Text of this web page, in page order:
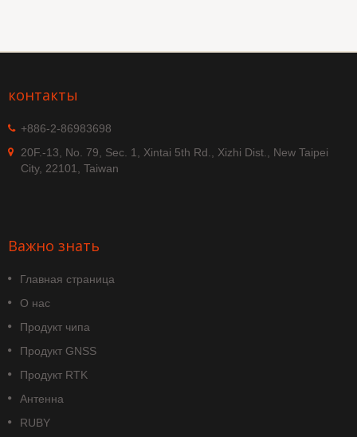
контакты
+886-2-86983698
20F.-13, No. 79, Sec. 1, Xintai 5th Rd., Xizhi Dist., New Taipei
City, 22101, Taiwan
Важно знать
Главная страница
О нас
Продукт чипа
Продукт GNSS
Продукт RTK
Антенна
RUBY